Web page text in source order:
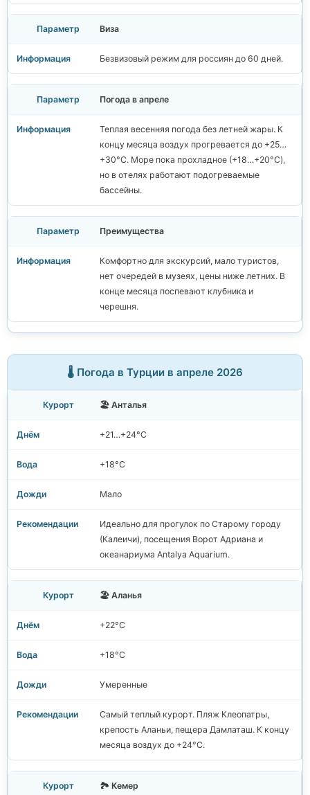
Виза
Безвизовый режим для россиян до 60 дней.
Погода в апреле
Теплая весенняя погода без летней жары. К
концу месяца воздух прогревается до +25…
+30°C. Море пока прохладное (+18…+20°C),
но в отелях работают подогреваемые
бассейны.
Преимущества
Комфортно для экскурсий, мало туристов,
нет очередей в музеях, цены ниже летних. В
конце месяца поспевают клубника и
черешня.
🌡️ Погода в Турции в апреле 2026
🏖️ Анталья
+21…+24°C
+18°C
Мало
Идеально для прогулок по Старому городу
(Калеичи), посещения Ворот Адриана и
океанариума Antalya Aquarium.
🏖️ Аланья
+22°C
+18°C
Умеренные
Самый теплый курорт. Пляж Клеопатры,
крепость Аланьи, пещера Дамлаташ. К концу
месяца воздух до +24°C.
🏞️ Кемер